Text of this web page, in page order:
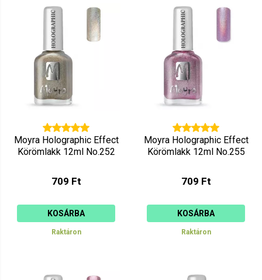
Moyra Holographic Effect
Körömlakk 12ml No.252
709 Ft
KOSÁRBA
Raktáron
Moyra Holographic Effect
Körömlakk 12ml No.255
709 Ft
KOSÁRBA
Raktáron